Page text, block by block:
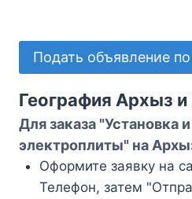
Подать объявление
География Архыз
Для заказа "Установка
электроплиты" на
Оформите заявку на
Телефон, затем